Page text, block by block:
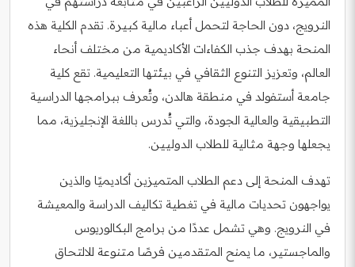
النرويج، دون الحاجة لتحمل أعباء مالية كبيرة. تقدم الكلية هذه
المنحة بهدف جذب الكفاءات الأكاديمية من مختلف أنحاء
العالم، وتعزيز التنوع الثقافي في بيئتها التعليمية. تقع كلية
جامعة أستفولد في منطقة هالدن، وتُعرف ببرامجها الدراسية
التطبيقية والعالية الجودة، والتي تُدرس باللغة الإنجليزية، مما
يجعلها وجهة مثالية للطلاب الدوليين.
تهدف المنحة إلى دعم الطلاب المتميزين أكاديميًا والذين
يواجهون تحديات مالية في تغطية تكاليف الدراسة والمعيشة
في النرويج. وهي تشمل عددًا من برامج البكالوريوس
والماجستير، ما يمنح المتقدمين فرصًا متنوعة للالتحاق